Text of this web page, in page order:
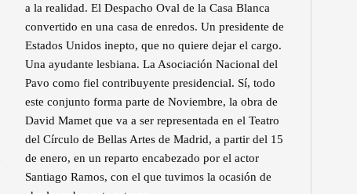
a la realidad. El Despacho Oval de la Casa Blanca
convertido en una casa de enredos. Un presidente de
Estados Unidos inepto, que no quiere dejar el cargo.
Una ayudante lesbiana. La Asociación Nacional del
Pavo como fiel contribuyente presidencial. Sí, todo
este conjunto forma parte de Noviembre, la obra de
David Mamet que va a ser representada en el Teatro
del Círculo de Bellas Artes de Madrid, a partir del 15
de enero, en un reparto encabezado por el actor
Santiago Ramos, con el que tuvimos la ocasión de